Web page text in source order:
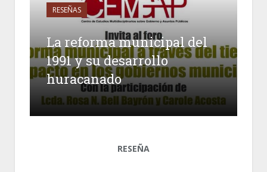
RESEÑAS
La reforma municipal del
1991 y su desarrollo
huracanado
RESEÑA